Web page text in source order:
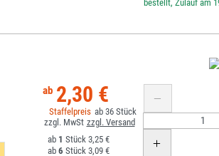
2,30 €
36
1
3,25 €
6
3,09 €